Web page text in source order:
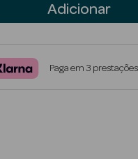
Adicionar
Paga em 3